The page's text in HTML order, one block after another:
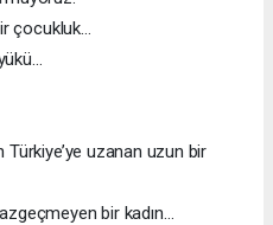
çocukluk…
Türkiye’ye uzanan uzun bir
bir kadın…